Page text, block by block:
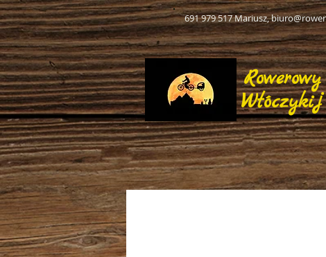
691 979 517 Mariusz,
Rowerowy
Włóczykij